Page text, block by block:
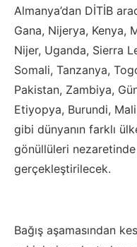
Almanya’dan DİTİB
Gana, Nijerya, Kenya,
Nijer, Uganda, Sierra
Somali, Tanzanya,
Pakistan, Zambiya,
Etiyopya, Burundi,
gibi dünyanın farklı
gönüllüleri
gerçekleştirilecek.
Bağış aşamasından